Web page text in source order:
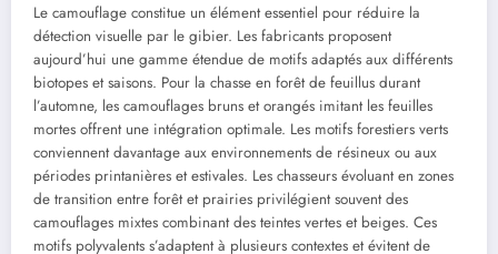
Le camouflage constitue un élément essentiel pour réduire la
détection visuelle par le gibier. Les fabricants proposent
aujourd’hui une gamme étendue de motifs adaptés aux différents
biotopes et saisons. Pour la chasse en forêt de feuillus durant
l’automne, les camouflages bruns et orangés imitant les feuilles
mortes offrent une intégration optimale. Les motifs forestiers verts
conviennent davantage aux environnements de résineux ou aux
périodes printanières et estivales. Les chasseurs évoluant en zones
de transition entre forêt et prairies privilégient souvent des
camouflages mixtes combinant des teintes vertes et beiges. Ces
motifs polyvalents s’adaptent à plusieurs contextes et évitent de